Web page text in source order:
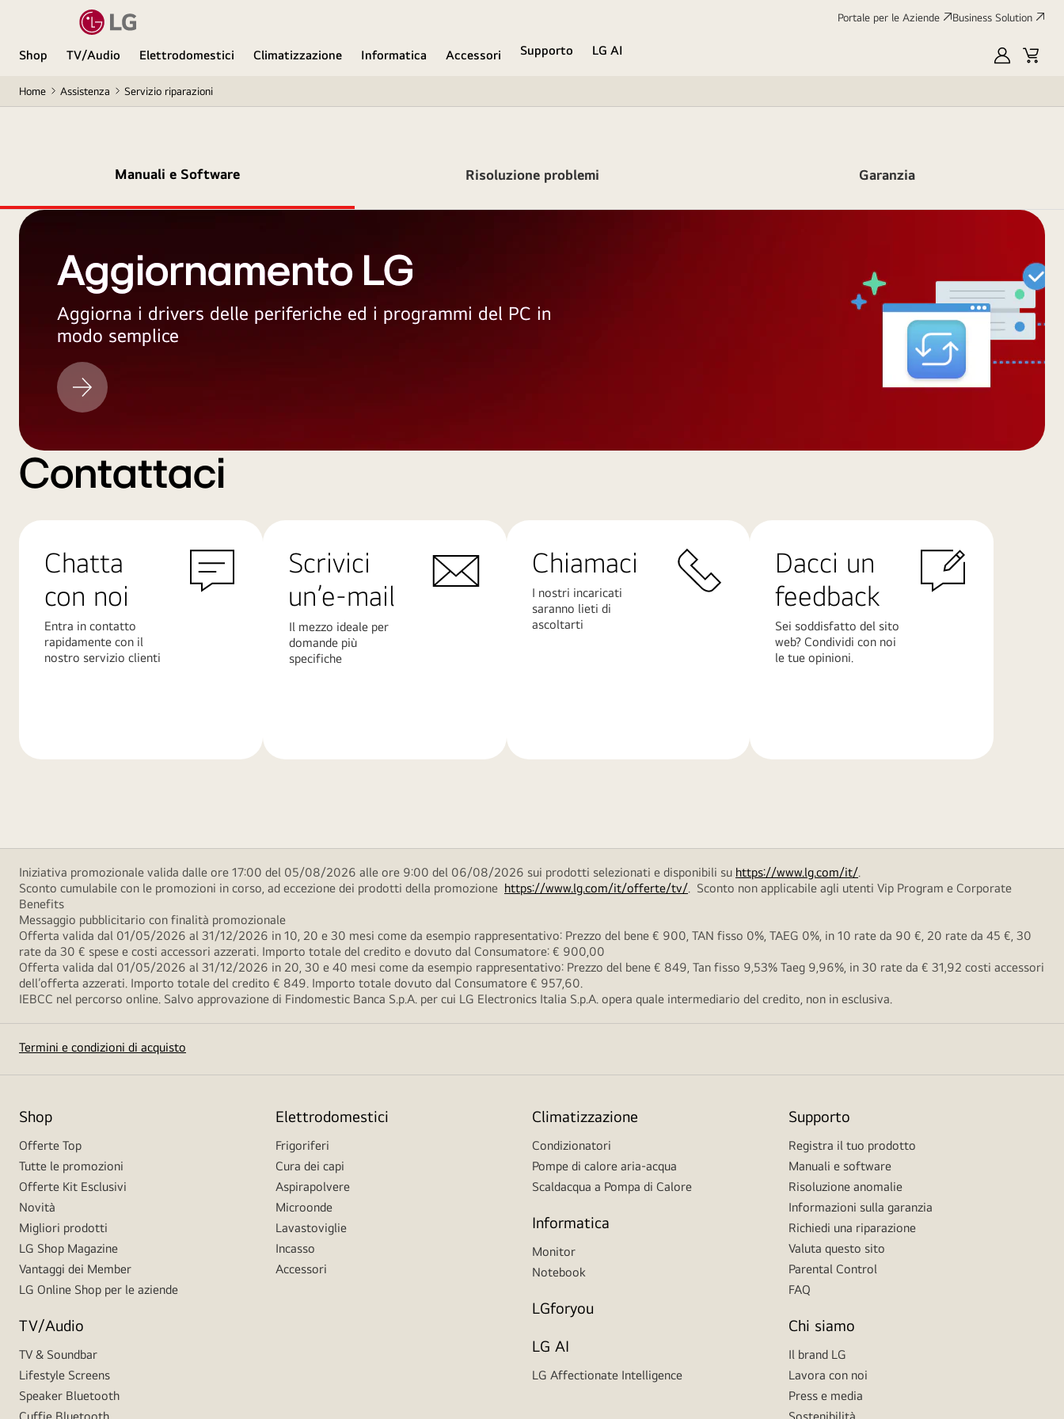
Portale per le Aziende Business Solution
Shop TV/Audio Elettrodomestici Climatizzazione Informatica Accessori Supporto
LG AI
My
Cart
Home Assistenza Servizio riparazioni
Manuali e Software Risoluzione problemi Garanzia
Aggiornamento LG
Aggiorna i drivers delle periferiche ed i programmi del PC in
modo semplice
Aggiornamento
LG
Contattaci
Chatta
con noi
Entra in contatto
rapidamente con il
nostro servizio clienti
Scrivici
un’e-mail
Il mezzo ideale per
domande più
specifiche
Chiamaci
I nostri incaricati
saranno lieti di
ascoltarti
Dacci un
feedback
Sei soddisfatto del sito
web? Condividi con noi
le tue opinioni.
Iniziativa promozionale valida dalle ore 17:00 del 05/08/2026 alle ore 9:00 del 06/08/2026 sui prodotti selezionati e disponibili su https://www.lg.com/it/.
Sconto cumulabile con le promozioni in corso, ad eccezione dei prodotti della promozione https://www.lg.com/it/offerte/tv/. Sconto non applicabile agli utenti Vip Program e Corporate
Benefits
Messaggio pubblicitario con finalità promozionale
Offerta valida dal 01/05/2026 al 31/12/2026 in 10, 20 e 30 mesi come da esempio rappresentativo: Prezzo del bene € 900, TAN fisso 0%, TAEG 0%, in 10 rate da 90 €, 20 rate da 45 €, 30
rate da 30 € spese e costi accessori azzerati. Importo totale del credito e dovuto dal Consumatore: € 900,00
Offerta valida dal 01/05/2026 al 31/12/2026 in 20, 30 e 40 mesi come da esempio rappresentativo: Prezzo del bene € 849, Tan fisso 9,53% Taeg 9,96%, in 30 rate da € 31,92 costi accessori
dell’offerta azzerati. Importo totale del credito € 849. Importo totale dovuto dal Consumatore € 957,60.
IEBCC nel percorso online. Salvo approvazione di Findomestic Banca S.p.A. per cui LG Electronics Italia S.p.A. opera quale intermediario del credito, non in esclusiva.
Termini e condizioni di acquisto
Shop
Offerte Top
Tutte le promozioni
Offerte Kit Esclusivi
Novità
Migliori prodotti
LG Shop Magazine
Vantaggi dei Member
LG Online Shop per le aziende
TV/Audio
TV & Soundbar
Lifestyle Screens
Speaker Bluetooth
Elettrodomestici
Frigoriferi
Cura dei capi
Aspirapolvere
Microonde
Lavastoviglie
Incasso
Accessori
Climatizzazione
Condizionatori
Pompe di calore aria-acqua
Scaldacqua a Pompa di Calore
Informatica
Monitor
Notebook
LGforyou
LG AI
LG Affectionate Intelligence
Supporto
Registra il tuo prodotto
Manuali e software
Risoluzione anomalie
Informazioni sulla garanzia
Richiedi una riparazione
Valuta questo sito
Parental Control
FAQ
Chi siamo
Il brand LG
Lavora con noi
Press e media